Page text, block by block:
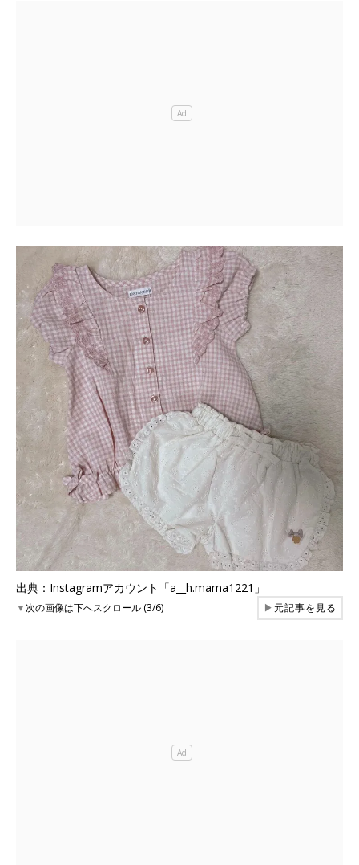
出典：Instagramアカウント「a__h.mama1221」
▼次の画像は下へスクロール (3/6) ▶元記事を見る